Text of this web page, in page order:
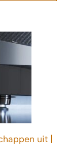
uit |